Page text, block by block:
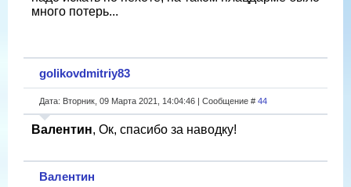
много потерь...
golikovdmitriy83
Дата: Вторник, 09 Марта 2021, 14:04:46 | Сообщение # 44
Валентин, Ок, спасибо за наводку!
Валентин